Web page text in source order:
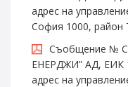
адрес на
София 1000, район
Съобщение № С-
ЕНЕРДЖИ” АД, ЕИК
адрес на